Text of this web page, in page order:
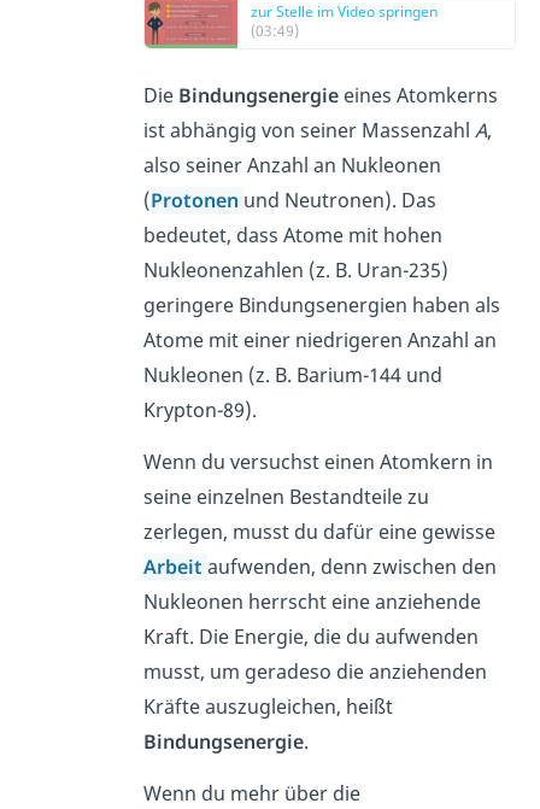
zur Stelle im Video springen
(03:49)
Die Bindungsenergie eines Atomkerns
ist abhängig von seiner MassenzahlA,
also seiner Anzahl an Nukleonen
(Protonen und Neutronen). Das
bedeutet, dass Atome mit hohen
Nukleonenzahlen (z. B. Uran-235)
geringere Bindungsenergien haben als
Atome mit einer niedrigeren Anzahl an
Nukleonen (z. B. Barium-144 und
Krypton-89).
Wenn du versuchst einen Atomkern in
seine einzelnen Bestandteile zu
zerlegen, musst du dafür eine gewisse
Arbeitaufwenden, denn zwischen den
Nukleonen herrscht eine anziehende
Kraft. Die Energie, die du aufwenden
musst, um geradeso die anziehenden
Kräfte auszugleichen, heißt
Bindungsenergie.
Wenn du mehr über die